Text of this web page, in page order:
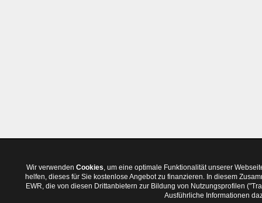
Wir verwenden Cookies, um eine optimale Funktionalität unserer
helfen, dieses für Sie kostenlose Angebot zu finanzieren. In diesem
EWR, die von diesen Drittanbietern zur Bildung von Nutzungsprofilen
Ausführliche Informationen